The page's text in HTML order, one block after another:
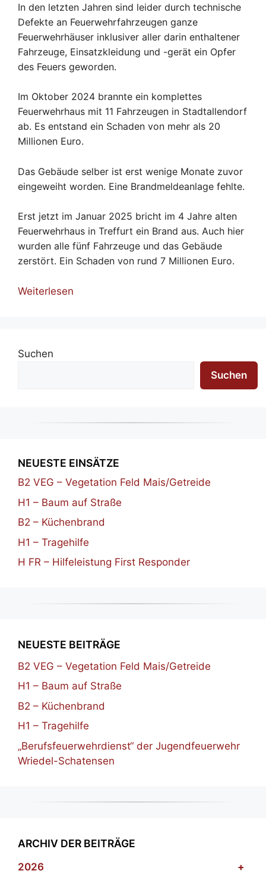
In den letzten Jahren sind leider durch technische
Defekte an Feuerwehrfahrzeugen ganze
Feuerwehrhäuser inklusiver aller darin enthaltener
Fahrzeuge, Einsatzkleidung und -gerät ein Opfer
des Feuers geworden.
Im Oktober 2024 brannte ein komplettes
Feuerwehrhaus mit 11 Fahrzeugen in Stadtallendorf
ab. Es entstand ein Schaden von mehr als 20
Millionen Euro.
Das Gebäude selber ist erst wenige Monate zuvor
eingeweiht worden. Eine Brandmeldeanlage fehlte.
Erst jetzt im Januar 2025 bricht im 4 Jahre alten
Feuerwehrhaus in Treffurt ein Brand aus. Auch hier
wurden alle fünf Fahrzeuge und das Gebäude
zerstört. Ein Schaden von rund 7 Millionen Euro.
Weiterlesen
Suchen
Suchen
NEUESTE EINSÄTZE
B2 VEG – Vegetation Feld Mais/Getreide
H1 – Baum auf Straße
B2 – Küchenbrand
H1 – Tragehilfe
H FR – Hilfeleistung First Responder
NEUESTE BEITRÄGE
B2 VEG – Vegetation Feld Mais/Getreide
H1 – Baum auf Straße
B2 – Küchenbrand
H1 – Tragehilfe
„Berufsfeuerwehrdienst“ der Jugendfeuerwehr
Wriedel-Schatensen
ARCHIV DER BEITRÄGE
2026
+